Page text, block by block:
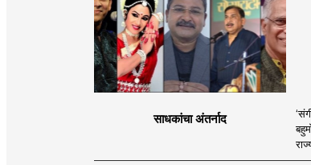
साधकांचा अंतर्नाद